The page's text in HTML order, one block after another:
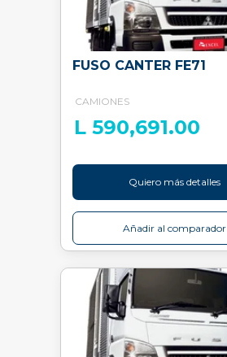
FUSO CANTER FE71
CAMIONES
L 590,691.00
Quiero más detalles
Añadir al comparador